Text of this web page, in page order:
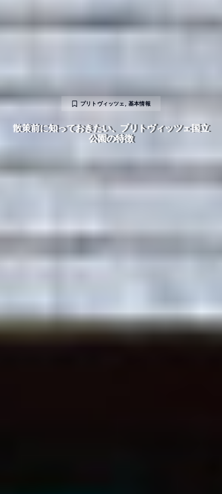
プリトヴィッツェ ,基本情報
散策前に知っておきたい、プリトヴィッツェ国立
公園の特徴